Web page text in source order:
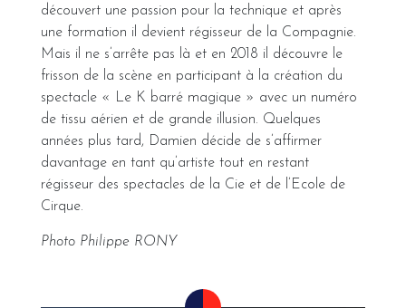
découvert une passion pour la technique et après
une formation il devient régisseur de la Compagnie.
Mais il ne s’arrête pas là et en 2018 il découvre le
frisson de la scène en participant à la création du
spectacle « Le K barré magique » avec un numéro
de tissu aérien et de grande illusion. Quelques
années plus tard, Damien décide de s’affirmer
davantage en tant qu’artiste tout en restant
régisseur des spectacles de la Cie et de l’Ecole de
Cirque.
Photo Philippe RONY